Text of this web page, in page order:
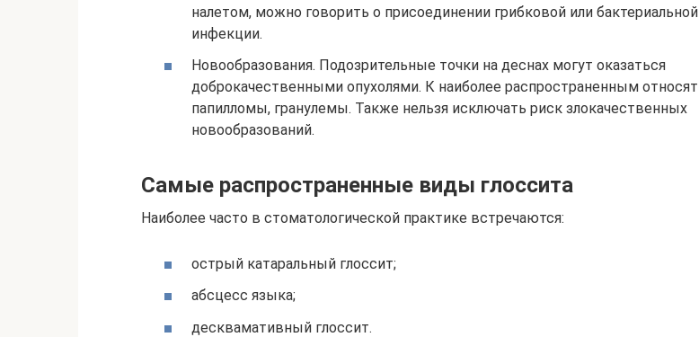
налетом, можно говорить о присоединении грибковой или бактериальной
инфекции.
Новообразования. Подозрительные точки на деснах могут оказаться
доброкачественными опухолями. К наиболее распространенным относят
папилломы, гранулемы. Также нельзя исключать риск злокачественных
новообразований.
Самые распространенные виды глоссита
Наиболее часто в стоматологической практике встречаются:
острый катаральный глоссит;
абсцесс языка;
десквамативный глоссит.